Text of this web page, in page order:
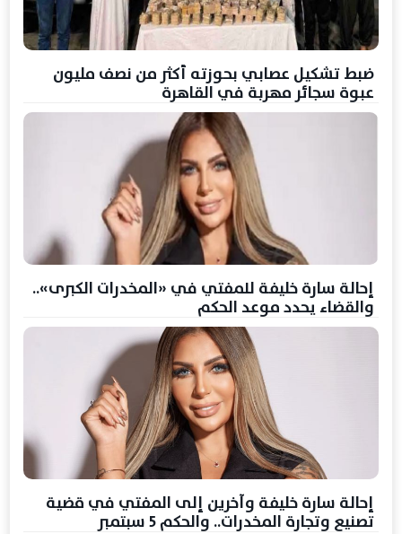
ضبط تشكيل عصابي بحوزته أكثر من نصف مليون
عبوة سجائر مهربة في القاهرة
إحالة سارة خليفة للمفتي في «المخدرات الكبرى»..
والقضاء يحدد موعد الحكم
إحالة سارة خليفة وآخرين إلى المفتي في قضية
تصنيع وتجارة المخدرات.. والحكم 5 سبتمبر